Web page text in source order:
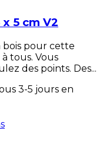
5 cm V2
pour cette
tous. Vous
des points. Des...
3-5 jours en